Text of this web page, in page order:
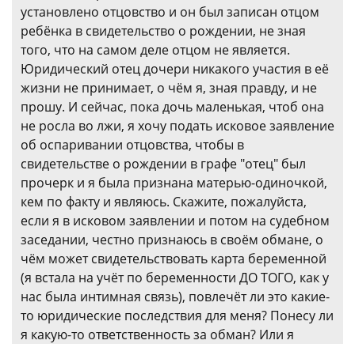
установлено отцовство и он был записан отцом
ребёнка в свидетельство о рождении, не зная
того, что на самом деле отцом не является.
Юридический отец дочери никакого участия в её
жизни не принимает, о чём я, зная правду, и не
прошу. И сейчас, пока дочь маленькая, чтоб она
не росла во лжи, я хочу подать исковое заявление
об оспаривании отцовства, чтобы в
свидетельстве о рождении в графе "отец" был
прочерк и я была признана матерью-одиночкой,
кем по факту и являюсь. Скажите, пожалуйста,
если я в исковом заявлении и потом на судебном
заседании, честно признаюсь в своём обмане, о
чём может свидетельствовать карта беременной
(я встала на учёт по беременности ДО ТОГО, как у
нас была интимная связь), повлечёт ли это какие-
то юридические последствия для меня? Понесу ли
я какую-то ответственность за обман? Или я